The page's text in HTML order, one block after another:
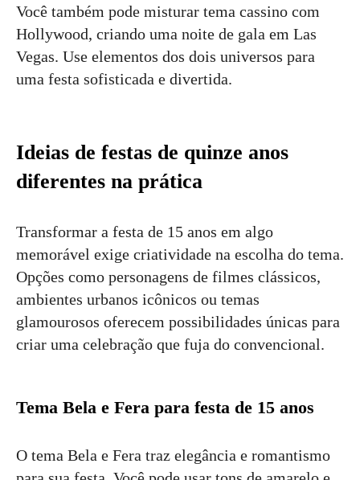
Você também pode misturar tema cassino com
Hollywood, criando uma noite de gala em Las
Vegas. Use elementos dos dois universos para
uma festa sofisticada e divertida.
Ideias de festas de quinze anos
diferentes na prática
Transformar a festa de 15 anos em algo
memorável exige criatividade na escolha do tema.
Opções como personagens de filmes clássicos,
ambientes urbanos icônicos ou temas
glamourosos oferecem possibilidades únicas para
criar uma celebração que fuja do convencional.
Tema Bela e Fera para festa de 15 anos
O tema Bela e Fera traz elegância e romantismo